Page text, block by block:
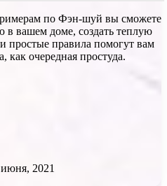
по Фэн-шуй вы сможете
в вашем доме, создать теплую
простые правила помогут вам
как очередная простуда.
2021